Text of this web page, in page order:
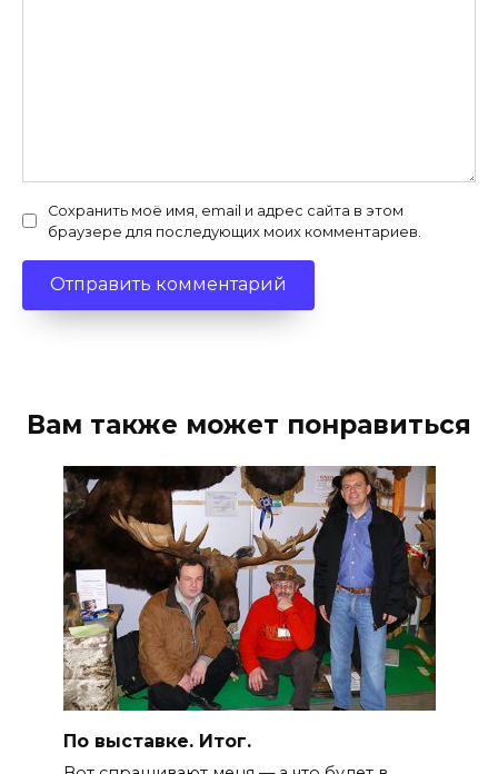
Сохранить моё имя, email и адрес сайта в этом
браузере для последующих моих комментариев.
Вам также может понравиться
По выставке. Итог.